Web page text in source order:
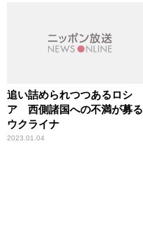
追い詰められつつあるロシ
ア 西側諸国への不満が募る
ウクライナ
2023.01.04